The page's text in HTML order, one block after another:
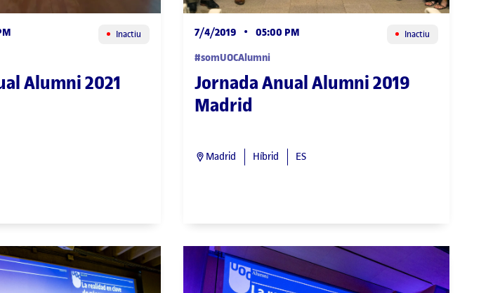
Inactiu
Alumni 2021
7/4/2019 • 05:00 PM Inactiu
#somUOCAlumni
Jornada Anual Alumni 2019
Madrid
Madrid Híbrid ES
JORNADA ANUAL JORNADA ANUAL